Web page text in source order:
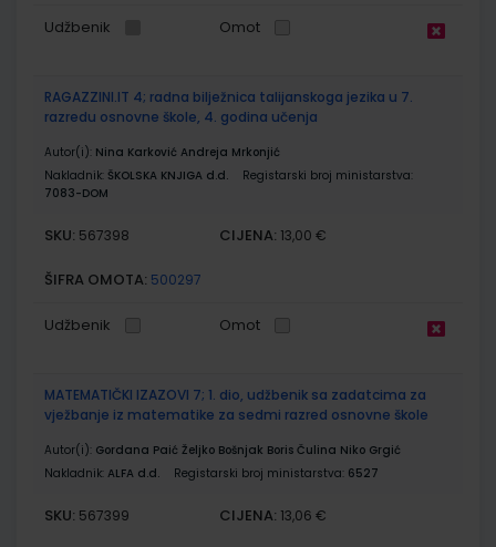
Udžbenik Omot
RAGAZZINI.IT 4; radna bilježnica talijanskoga jezika u 7.
razredu osnovne škole, 4. godina učenja
Autor(i): Nina Karković Andreja Mrkonjić
Nakladnik: ŠKOLSKA KNJIGA d.d.
Registarski broj ministarstva:
7083-DOM
SKU: 567398 CIJENA: 13,00 €
ŠIFRA OMOTA: 500297
Udžbenik Omot
MATEMATIČKI IZAZOVI 7; 1. dio, udžbenik sa zadatcima za
vježbanje iz matematike za sedmi razred osnovne škole
Autor(i): Gordana Paić Željko Bošnjak Boris Čulina Niko Grgić
Nakladnik: ALFA d.d. Registarski broj ministarstva: 6527
SKU: 567399 CIJENA: 13,06 €